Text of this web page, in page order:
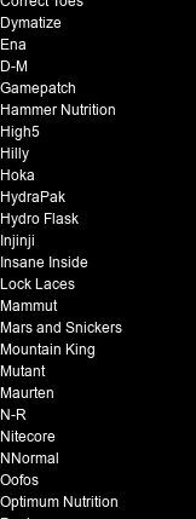
Dymatize
Ena
D-M
Gamepatch
Hammer Nutrition
High5
Hilly
Hoka
HydraPak
Hydro Flask
Injinji
Insane Inside
Lock Laces
Mammut
Mars and Snickers
Mountain King
Mutant
Maurten
N-R
Nitecore
NNormal
Oofos
Optimum Nutrition